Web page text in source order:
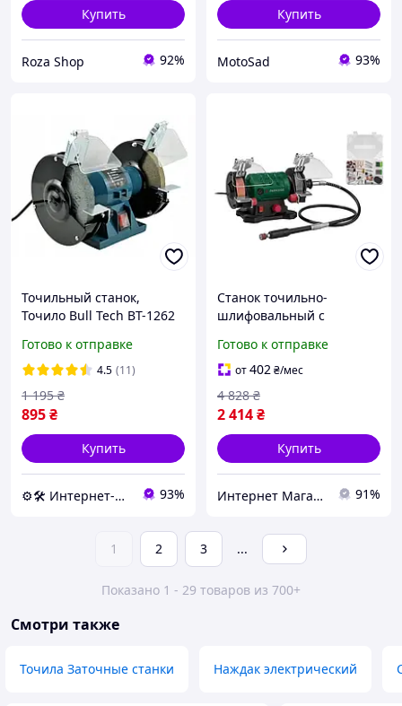
Купить
Roza Shop 92%
Купить
MotoSad 93%
Точильный станок,
Точило Bull Tech BT-1262
Готово к отправке
4.5 (11)
895₴
1 195 ₴
Купить
⚙️🛠 Интернет-магазин ALORA 93%
Станок точильно-
шлифовальный с
(германия), Настольный
точильный станок,
Точило электрическое
электроточило, MTS
Готово к отправке
от402₴/мес
2 414₴
4 828 ₴
Купить
Интернет Магазин "StepShop" 91%
1 2 3 ...
Показано 1 - 29 товаров из 700+
Смотри также
Точила Заточные станки Наждак электрический